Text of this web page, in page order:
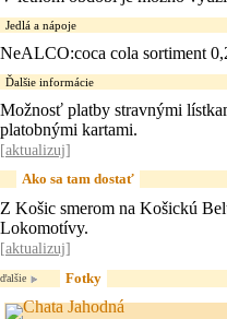
Jedlá a nápoje
NeALCO:coca cola sortiment
Ďalšie informácie
Možnosť platby stravnými
platobnými kartami.
[aktualizuj]
Ako sa tam dostať
Z Košic smerom na Košickú
Lokomotívy.
[aktualizuj]
ďalšie Fotky